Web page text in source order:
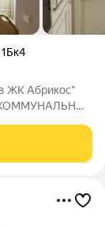
1Бк4
ЖK Абрикоc"
вce